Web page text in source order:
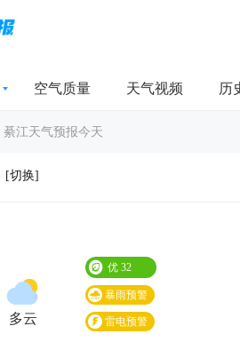
空气质量 天气视频 历
綦江天气预报今天
[切换]
多云
优 32
暴雨预警
雷电预警